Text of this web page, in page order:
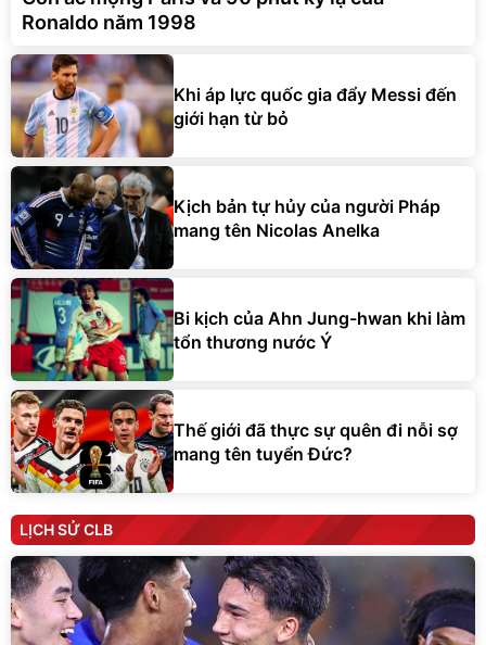
Ronaldo năm 1998
Khi áp lực quốc gia đẩy Messi đến
giới hạn từ bỏ
Kịch bản tự hủy của người Pháp
mang tên Nicolas Anelka
Bi kịch của Ahn Jung-hwan khi làm
tổn thương nước Ý
Thế giới đã thực sự quên đi nỗi sợ
mang tên tuyển Đức?
LỊCH SỬ CLB